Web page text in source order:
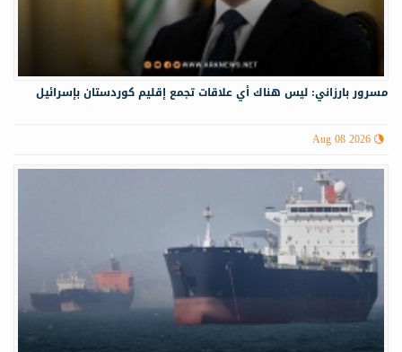
مسرور بارزاني: ليس هناك أي علاقات تجمع إقليم كوردستان بإسرائيل
Aug 08 2026